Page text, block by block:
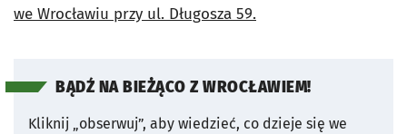
we Wrocławiu przy ul. Długosza 59.
BĄDŹ NA BIEŻĄCO Z WROCŁAWIEM!
Kliknij „obserwuj”, aby wiedzieć, co dzieje się we